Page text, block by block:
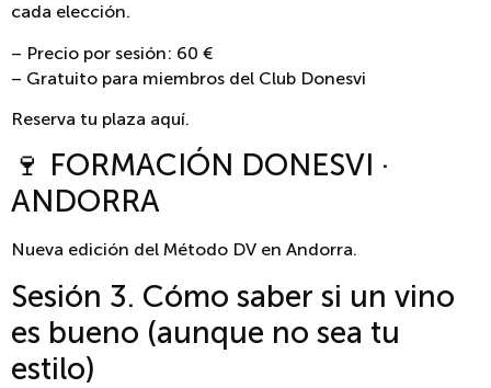
cada elección.
– Precio por sesión: 60 €
– Gratuito para miembros del Club Donesvi
Reserva tu plaza aquí.
🍷 FORMACIÓN DONESVI ·
ANDORRA
Nueva edición del Método DV en Andorra.
Sesión 3. Cómo saber si un vino
es bueno (aunque no sea tu
estilo)